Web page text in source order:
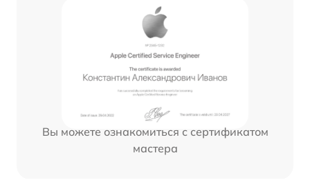
Вы можете ознакомиться с сертификатом
мастера